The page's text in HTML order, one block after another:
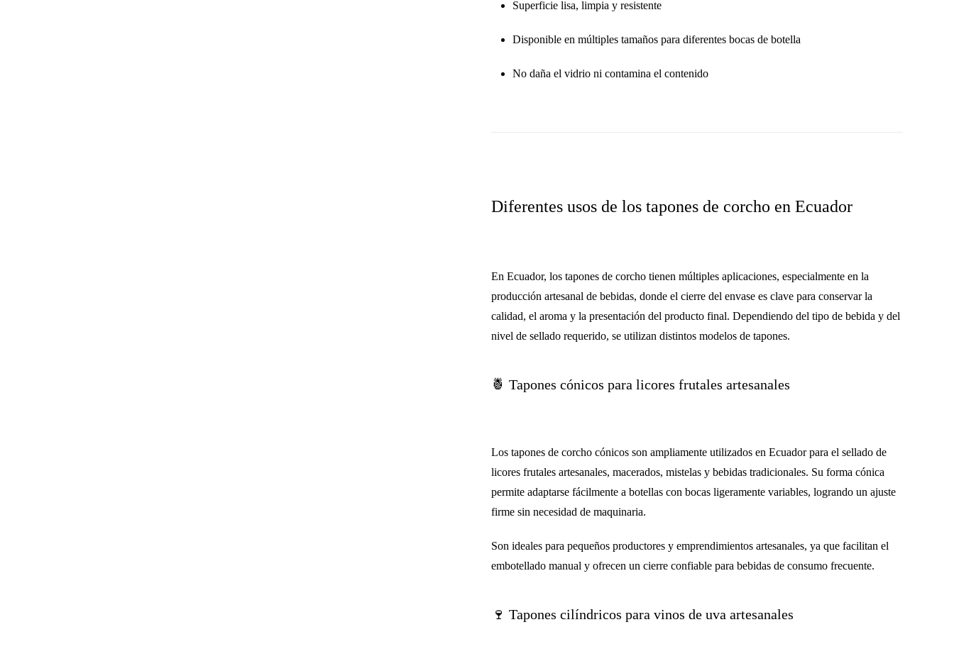
Superficie lisa, limpia y resistente
Disponible en múltiples tamaños para diferentes bocas de botella
No daña el vidrio ni contamina el contenido
Diferentes usos de los tapones de corcho en Ecuador
En Ecuador, los tapones de corcho tienen múltiples aplicaciones, especialmente en la
producción artesanal de bebidas, donde el cierre del envase es clave para conservar la
calidad, el aroma y la presentación del producto final. Dependiendo del tipo de bebida y del
nivel de sellado requerido, se utilizan distintos modelos de tapones.
🍍 Tapones cónicos para licores frutales artesanales
Los tapones de corcho cónicos son ampliamente utilizados en Ecuador para el sellado de
licores frutales artesanales, macerados, mistelas y bebidas tradicionales. Su forma cónica
permite adaptarse fácilmente a botellas con bocas ligeramente variables, logrando un ajuste
firme sin necesidad de maquinaria.
Son ideales para pequeños productores y emprendimientos artesanales, ya que facilitan el
embotellado manual y ofrecen un cierre confiable para bebidas de consumo frecuente.
🍷 Tapones cilíndricos para vinos de uva artesanales